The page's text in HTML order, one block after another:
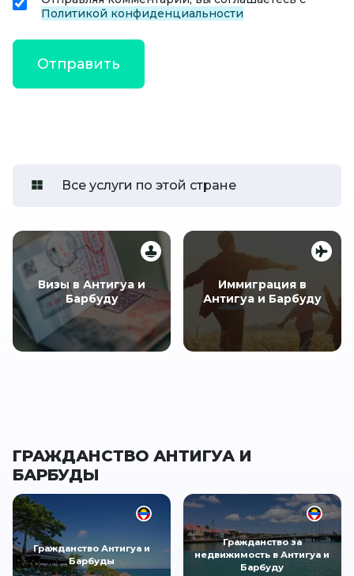
Политикой конфиденциальности
Все услуги по этой стране
Визы в Антигуа и
Барбуду
Иммиграция в
Антигуа и Барбуду
ГРАЖДАНСТВО АНТИГУА И
БАРБУДЫ
Гражданство Антигуа и
Барбуды
Гражданство за
недвижимость в Антигуа и
Барбуду